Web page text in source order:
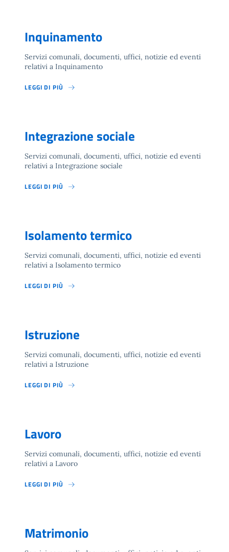
Inquinamento
Servizi comunali, documenti, uffici, notizie ed eventi
relativi a Inquinamento
LEGGI DI PIÙ
Integrazione sociale
Servizi comunali, documenti, uffici, notizie ed eventi
relativi a Integrazione sociale
LEGGI DI PIÙ
Isolamento termico
Servizi comunali, documenti, uffici, notizie ed eventi
relativi a Isolamento termico
LEGGI DI PIÙ
Istruzione
Servizi comunali, documenti, uffici, notizie ed eventi
relativi a Istruzione
LEGGI DI PIÙ
Lavoro
Servizi comunali, documenti, uffici, notizie ed eventi
relativi a Lavoro
LEGGI DI PIÙ
Matrimonio